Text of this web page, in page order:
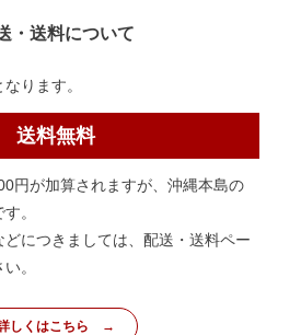
・送料について
ります。
送料無料
円が加算されますが、沖縄本島の
。
につきましては、配送・送料ペー
。
しくはこちら